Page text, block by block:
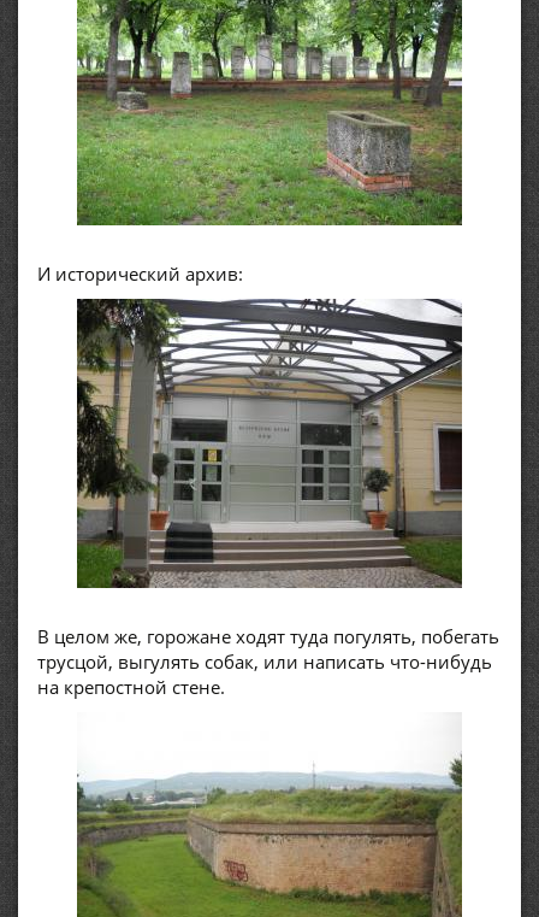
И исторический архив:
В целом же, горожане ходят туда погулять, побегать
трусцой, выгулять собак, или написать что-нибудь
на крепостной стене.